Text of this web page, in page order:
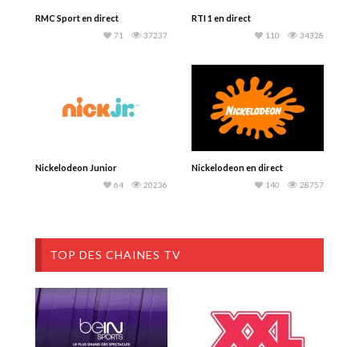
RMC Sport en direct
37237
71
RTI 1 en direct
34328
110
Nickelodeon Junior
20236
64
Nickelodeon en direct
28757
140
TOP DES CHAINES TV